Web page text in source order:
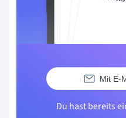
Mit E-
Du hast bereits